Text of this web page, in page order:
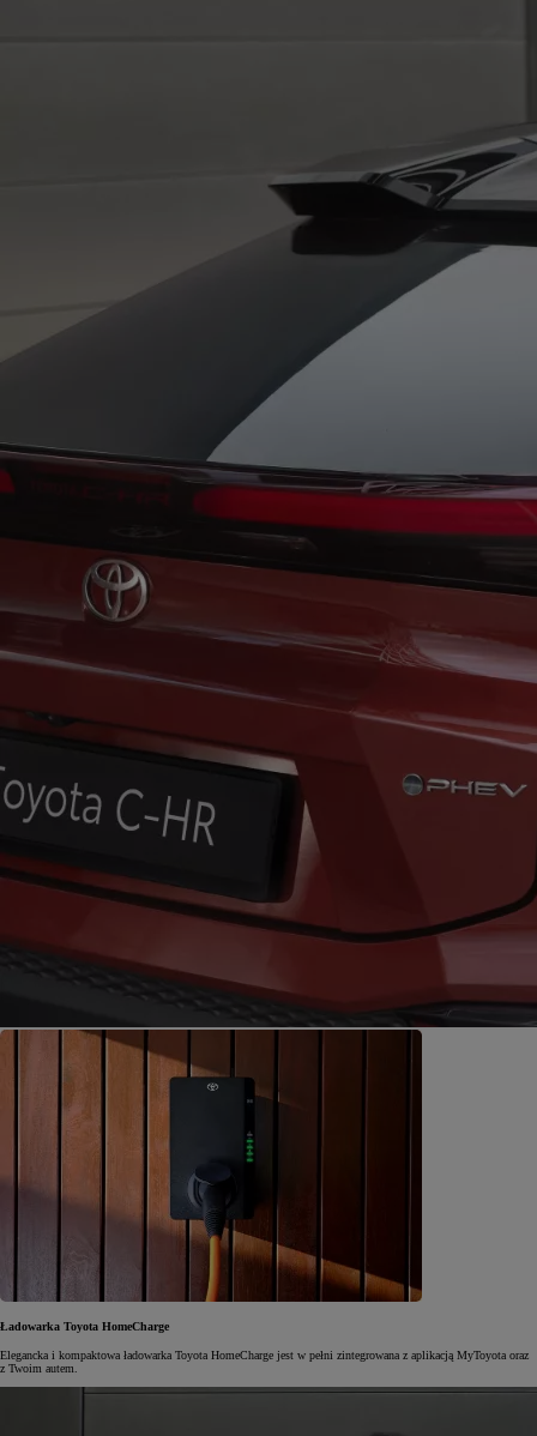
Ładowarka Toyota HomeCharge
Elegancka i kompaktowa ładowarka Toyota HomeCharge jest w pełni zintegrowana z aplikacją MyToyota oraz
z Twoim autem.